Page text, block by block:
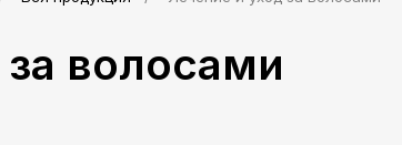
волосами